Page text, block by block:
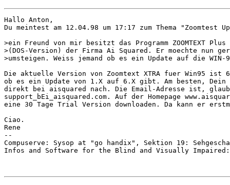
Hallo Anton,
Du meintest am 12.04.98 um 17:17 zum Thema "Zoomtest
>ein Freund von mir besitzt das Programm ZOOMTEXT
>(DOS-Version) der Firma Ai Squared. Er moechte nun
>umsteigen. Weiss jemand ob es ein Update auf die
Die aktuelle Version von Zoomtext XTRA fuer Win95
ob es ein Update von 1.X auf 6.X gibt. Am besten, Dein
direkt bei aisquared nach. Die Email-Adresse ist,
support_bEi_aisquared.com. Auf der Homepage
eine 30 Tage Trial Version downloaden. Da kann er
Ciao.
Rene
--
Compuserve: Sysop at "go handix", Sektion 19:
Infos and Software for the Blind and Visually Impaired: